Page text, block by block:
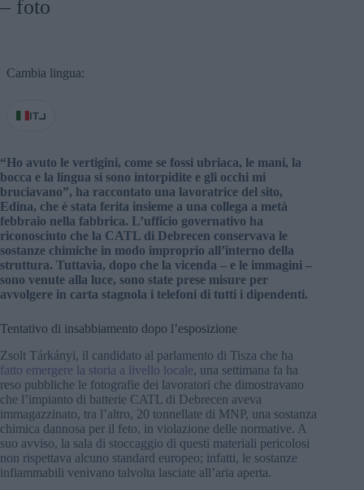
– foto
Cambia lingua:
IT
“Ho avuto le vertigini, come se fossi ubriaca, le mani, la
bocca e la lingua si sono intorpidite e gli occhi mi
bruciavano”, ha raccontato una lavoratrice del sito,
Edina, che è stata ferita insieme a una collega a metà
febbraio nella fabbrica. L’ufficio governativo ha
riconosciuto che la CATL di Debrecen conservava le
sostanze chimiche in modo improprio all’interno della
struttura. Tuttavia, dopo che la vicenda – e le immagini –
sono venute alla luce, sono state prese misure per
avvolgere in carta stagnola i telefoni di tutti i dipendenti.
Tentativo di insabbiamento dopo l’esposizione
Zsolt Tárkányi, il candidato al parlamento di Tisza che ha
fatto emergere la storia a livello locale, una settimana fa ha
reso pubbliche le fotografie dei lavoratori che dimostravano
che l’impianto di batterie CATL di Debrecen aveva
immagazzinato, tra l’altro, 20 tonnellate di MNP, una sostanza
chimica dannosa per il feto, in violazione delle normative. A
suo avviso, la sala di stoccaggio di questi materiali pericolosi
non rispettava alcuno standard europeo; infatti, le sostanze
infiammabili venivano talvolta lasciate all’aria aperta.